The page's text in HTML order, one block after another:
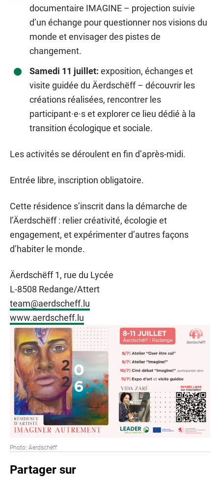
documentaire IMAGINE – projection suivie
d’un échange pour questionner nos visions du
monde et envisager des pistes de
changement.
Samedi 11 juillet: exposition, échanges et
visite guidée du Äerdschëff – découvrir les
créations réalisées, rencontrer les
participant·e·s et explorer ce lieu dédié à la
transition écologique et sociale.
Les activités se déroulent en fin d’après-midi.
Entrée libre, inscription obligatoire.
Cette résidence s’inscrit dans la démarche de
l’Äerdschëff : relier créativité, écologie et
engagement, et expérimenter d’autres façons
d’habiter le monde.
Äerdschëff 1, rue du Lycée
L-8508 Redange/Attert
team@aerdscheff.lu
www.aerdscheff.lu
Photo: Äerdschëff
Partager sur